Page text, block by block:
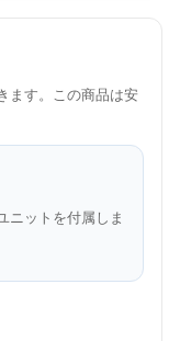
ます。この商品は安
ニットを付属しま